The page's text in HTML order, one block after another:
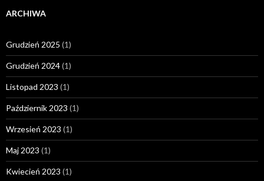
ARCHIWA
Grudzień 2025 (1)
Grudzień 2024(1)
Listopad 2023 (1)
Październik 2023 (1)
Wrzesień 2023 (1)
Maj 2023 (1)
Kwiecień 2023 (1)